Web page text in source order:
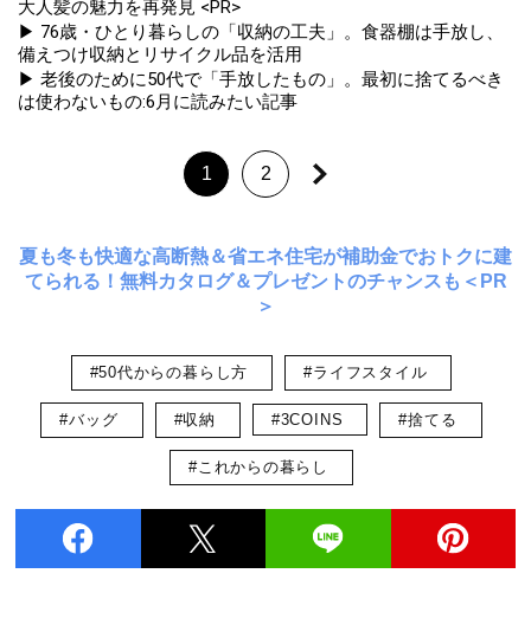
大人髪の魅力を再発見 <PR>
▶ 76歳・ひとり暮らしの「収納の工夫」。食器棚は手放し、
備えつけ収納とリサイクル品を活用
▶ 老後のために50代で「手放したもの」。最初に捨てるべき
は使わないもの:6月に読みたい記事
1 2
夏も冬も快適な高断熱＆省エネ住宅が補助金でおトクに建
てられる！無料カタログ＆プレゼントのチャンスも＜PR
＞
#50代からの暮らし方 #ライフスタイル
#バッグ #収納 #3COINS #捨てる
#これからの暮らし